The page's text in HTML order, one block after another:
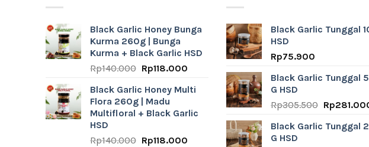
Black Garlic Honey Bunga
Kurma 260g | Bunga
Kurma + Black Garlic HSD
Rp140.000 Original
was:
Rp140.000.
Rp118.000Current
is:
Rp118.000.
Black Garlic Honey Multi
Flora 260g | Madu
Multifloral + Black Garlic
HSD
Rp140.000 Original
Rp118.000Current
Black Garlic Tunggal
HSD
Rp75.900
Black Garlic Tunggal
G HSD
Rp305.500 Original
was:
Rp
Black Garlic Tunggal
G HSD